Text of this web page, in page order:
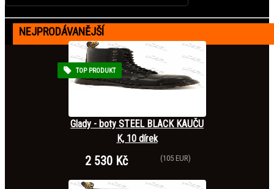
NEJPRODÁVANĚJŠÍ
Glady - boty STEEL BLACK KAUČU
K, 10 dírek
2 530 Kč (105 EUR)
TOP PRODUKT